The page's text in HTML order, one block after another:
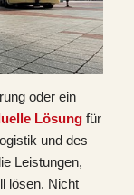
oder ein
Lösungfür
und des
Leistungen,
lösen. Nicht